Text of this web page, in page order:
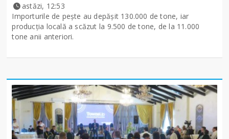
astăzi, 12:53
Importurile de peşte au depăşit 130.000 de tone, iar
producţia locală a scăzut la 9.500 de tone, de la 11.000
tone anii anteriori.